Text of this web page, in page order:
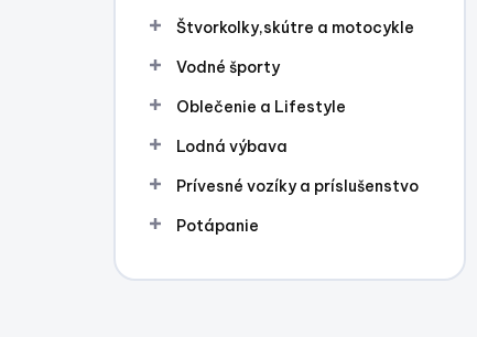
Štvorkolky,skútre a motocykle
Vodné športy
Oblečenie a Lifestyle
Lodná výbava
Prívesné vozíky a príslušenstvo
Potápanie